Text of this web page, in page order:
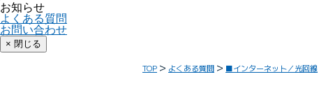
お知らせ
よくある質問
お問い合わせ
× 閉じる
TOP よくある質問 ■インターネット／光回線